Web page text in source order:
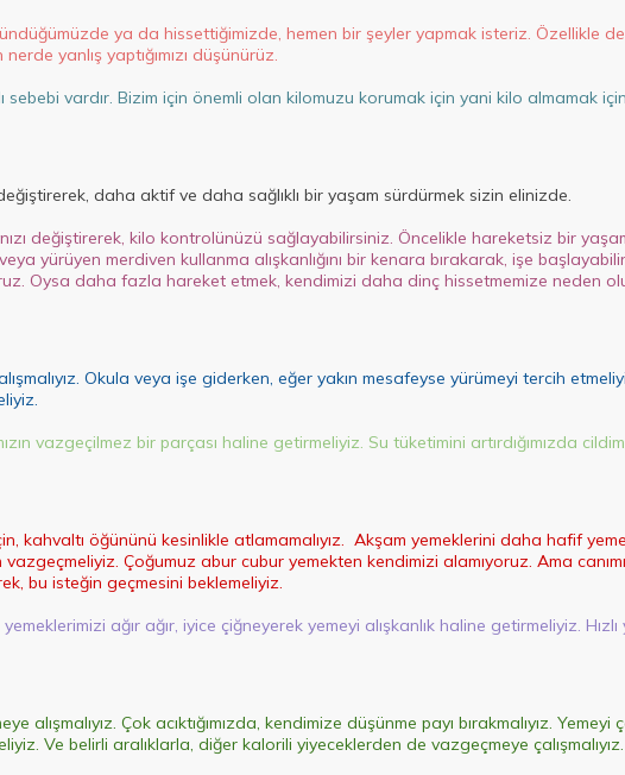
ya da hissettiğimizde, hemen bir şeyler yapmak isteriz. Özellikle
yanlış yaptığımızı düşünürüz.
sebebi vardır. Bizim için önemli olan kilomuzu korumak için yani kilo almamak
değiştirerek, daha aktif ve daha sağlıklı bir yaşam sürdürmek sizin elinizde.
değiştirerek, kilo kontrolünüzü sağlayabilirsiniz. Öncelikle hareketsiz bir
yürüyen merdiven kullanma alışkanlığını bir kenara bırakarak, işe
Oysa daha fazla hareket etmek, kendimizi daha dinç hissetmemize neden
Okula veya işe giderken, eğer yakın mesafeyse yürümeyi tercih
vazgeçilmez bir parçası haline getirmeliyiz. Su tüketimini artırdığımızda
kahvaltı öğününü kesinlikle atlamamalıyız. Akşam yemeklerini daha hafif
Çoğumuz abur cubur yemekten kendimizi alamıyoruz. Ama
bu isteğin geçmesini beklemeliyiz.
ağır ağır, iyice çiğneyerek yemeyi alışkanlık haline getirmeliyiz.
alışmalıyız. Çok acıktığımızda, kendimize düşünme payı bırakmalıyız.
Ve belirli aralıklarla, diğer kalorili yiyeceklerden de vazgeçmeye çalışmalıyız.